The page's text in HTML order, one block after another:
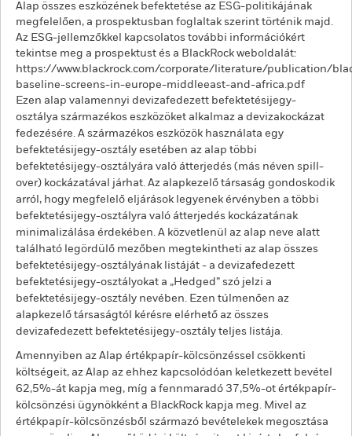
Alap összes eszközének befektetése az ESG-politikájának
megfelelően, a prospektusban foglaltak szerint történik majd.
Az ESG-jellemzőkkel kapcsolatos további információkért
tekintse meg a prospektust és a BlackRock weboldalát:
https://www.blackrock.com/corporate/literature/publication/
baseline-screens-in-europe-middleeast-and-africa.pdf
Ezen alap valamennyi devizafedezett befektetésijegy-
osztálya származékos eszközöket alkalmaz a devizakockázat
fedezésére. A származékos eszközök használata egy
befektetésijegy-osztály esetében az alap többi
befektetésijegy-osztályára való átterjedés (más néven spill-
over) kockázatával járhat. Az alapkezelő társaság gondoskodik
arról, hogy megfelelő eljárások legyenek érvényben a többi
befektetésijegy-osztályra való átterjedés kockázatának
minimalizálása érdekében. A közvetlenül az alap neve alatt
található legördülő mezőben megtekintheti az alap összes
befektetésijegy-osztályának listáját - a devizafedezett
befektetésijegy-osztályokat a „Hedged” szó jelzi a
befektetésijegy-osztály nevében. Ezen túlmenően az
alapkezelő társaságtól kérésre elérhető az összes
devizafedezett befektetésijegy-osztály teljes listája.
Amennyiben az Alap értékpapír-kölcsönzéssel csökkenti
költségeit, az Alap az ehhez kapcsolódóan keletkezett bevétel
62,5%-át kapja meg, míg a fennmaradó 37,5%-ot értékpapír-
kölcsönzési ügynökként a BlackRock kapja meg. Mivel az
értékpapír-kölcsönzésből származó bevételekek megosztása